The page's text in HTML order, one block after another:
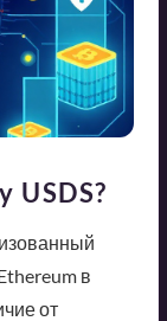
USDS?
в
от